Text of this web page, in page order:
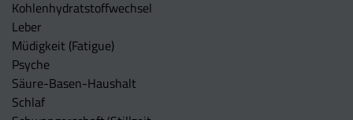
Kohlenhydratstoffwechsel
Leber
Müdigkeit (Fatigue)
Psyche
Säure-Basen-Haushalt
Schlaf